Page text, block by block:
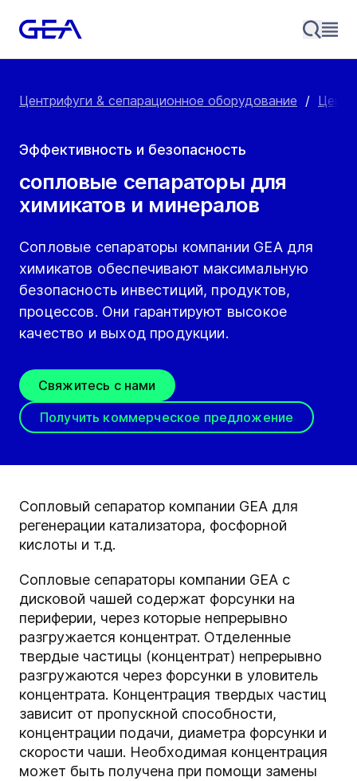
Центрифуги & сепарационное оборудование /
Эффективность и безопасность
сопловые сепараторы для
химикатов и минералов
Сопловые сепараторы компании GEA для
химикатов обеспечивают максимальную
безопасность инвестиций, продуктов,
процессов. Они гарантируют высокое
качество и выход продукции.
Свяжитесь с нами
Получить коммерческое предложение
Сопловый сепаратор компании GEA для
регенерации катализатора, фосфорной
кислоты и т.д.
Сопловые сепараторы компании GEA с
дисковой чашей содержат форсунки на
периферии, через которые непрерывно
разгружается концентрат. Отделенные
твердые частицы (концентрат) непрерывно
разгружаются через форсунки в уловитель
концентрата. Концентрация твердых частиц
зависит от пропускной способности,
концентрации подачи, диаметра форсунки и
скорости чаши. Необходимая концентрация
может быть получена при помощи замены